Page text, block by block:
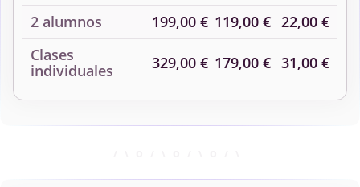
2 alumnos
199,00 € 119,00 € 22,00 €
Clases
individuales
329,00 € 179,00 € 31,00 €